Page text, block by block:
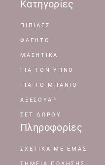
Κατηγορίες
ΠΙΠΙΛΕΣ
ΦΑΓΗΤΟ
ΜΑΣΗΤΙΚΑ
ΓΙΑ ΤΟΝ ΥΠΝΟ
ΓΙΑ ΤΟ ΜΠΑΝΙΟ
ΑΞΕΣΟΥΑΡ
ΣΕΤ ΔΩΡΟΥ
Πληροφορίες
ΣΧΕΤΙΚΆ ΜΕ ΕΜΆΣ